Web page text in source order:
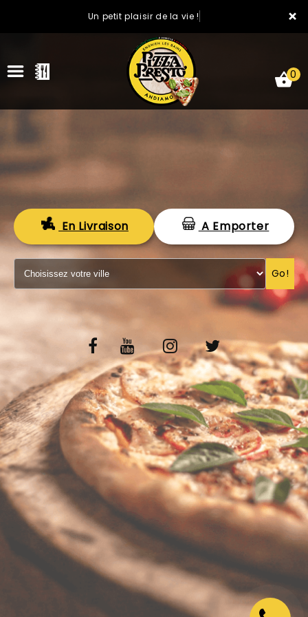
×
Un petit plaisir de la vie !
ACCUEIL
LA CARTE
VOTRE COMPTE
NOTRE RESTAURANT
VOS AVIS
MENTIONS LÉGALES
C.G.V
0
En Livraison A Emporter
Go!